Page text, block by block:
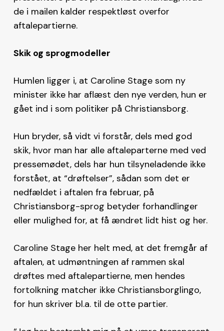
de i mailen kalder respektløst overfor
aftalepartierne.
Skik og sprogmodeller
Humlen ligger i, at Caroline Stage som ny
minister ikke har aflæst den nye verden, hun er
gået ind i som politiker på Christiansborg.
Hun bryder, så vidt vi forstår, dels med god
skik, hvor man har alle aftaleparterne med ved
pressemødet, dels har hun tilsyneladende ikke
forstået, at “drøftelser”, sådan som det er
nedfældet i aftalen fra februar, på
Christiansborg-sprog betyder forhandlinger
eller mulighed for, at få ændret lidt hist og her.
Caroline Stage her helt med, at det fremgår af
aftalen, at udmøntningen af rammen skal
drøftes med aftalepartierne, men hendes
fortolkning matcher ikke Christiansborglingo,
for hun skriver bl.a. til de otte partier.